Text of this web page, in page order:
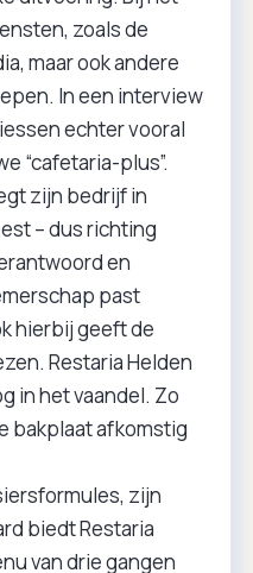
zoals de
maar ook andere
In een interview
echter vooral
“cafetaria-plus”.
zijn bedrijf in
– dus richting
en
past
hierbij geeft de
Restaria Helden
in het vaandel. Zo
bakplaat afkomstig
zijn
biedt Restaria
van drie gangen